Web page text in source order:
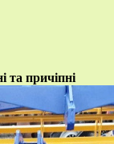
та причіпні